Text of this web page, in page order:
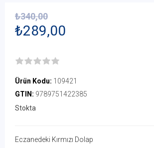
₺289,00
₺340,00
Ürün Kodu: 109421
GTIN: 9789751422385
Stokta
Eczanedeki Kırmızı Dolap